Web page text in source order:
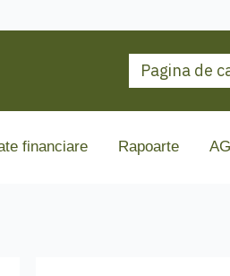
financiare Rapoarte